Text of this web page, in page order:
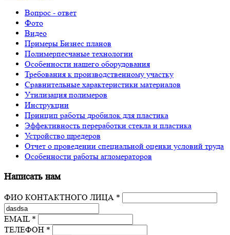
Вопрос - ответ
Фото
Видео
Примеры Бизнес планов
Полимерпесчаные технологии
Особенности нашего оборудования
Требования к производственному участку
Сравнительные характеристики материалов
Утилизация полимеров
Инструкции
Принцип работы дробилок для пластика
Эффективность переработки стекла и пластика
Устройство шредеров
Отчет о проведении специальной оценки условий труда
Особенности работы агломераторов
Написать нам
ФИО КОНТАКТНОГО ЛИЦА *
EMAIL *
ТЕЛЕФОН *